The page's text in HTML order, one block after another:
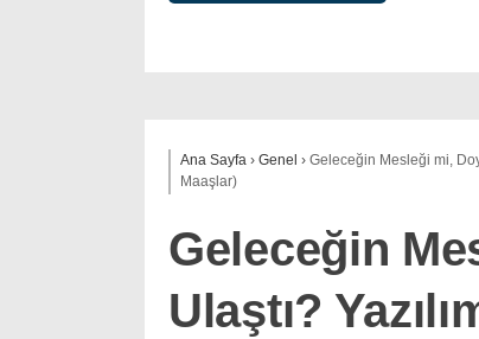
Ana Sayfa › Genel › Geleceğin Mesleği mi,
Maaşlar)
Geleceğin
Ulaştı?